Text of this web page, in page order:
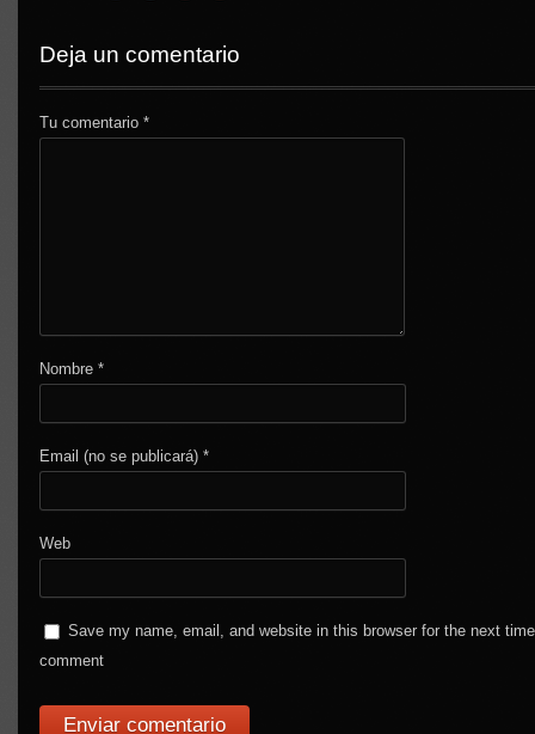
Deja un comentario
Tu comentario*
Nombre*
Email (no se publicará)*
Web
Save my name, email, and website in this browser for the next
comment